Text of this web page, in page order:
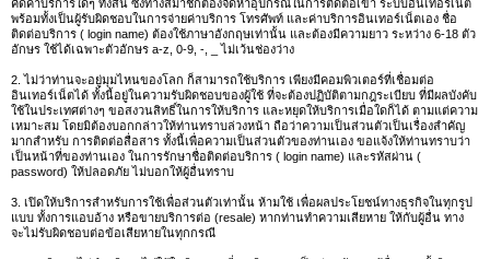
คิดค่าบริการใดๆ ทั้งสิ้น ซึ่งทางสมาชิกต้องจัดหาอุปกรณ์ในการติดต่อเข้า ระบบอินเทอร์เน็ต
พร้อมทั้งเป็นผู้รับผิดชอบในการจ่ายค่าบริการ โทรศัพท์ และค่าบริการอินเทอร์เน็ตเอง ชื่อ
ติดต่อบริการ ( login name) ต้องใช้ภาษาอังกฤษเท่านั้น และต้องมีความยาว ระหว่าง 6-18 ตัว
อักษร ใช้ได้เฉพาะตัวอักษร a-z, 0-9, -, _ ไม่เว้นช่องว่าง
2. ไม่ว่าท่านจะอยู่มุมไหนของโลก ก็สามารถใช้บริการ เพียงมีคอมพิวเตอร์ที่เชื่อมต่อ
อินเทอร์เน็ตได้ ทั้งนี้อยู่ในความรับผิดชอบของผู้ใช้ ที่จะต้องปฏิบัติตามกฎระเบียบ ที่มีผลบังคับ
ใช้ในประเทศต่างๆ ขอสงวนสิทธิ์ในการให้บริการ และหยุดให้บริการเมื่อใดก็ได้ ตามแต่ความ
เหมาะสม โดยมิต้องบอกกล่าวให้ท่านทราบล่วงหน้า ถือว่าความเป็นส่วนตัวเป็นเรื่องสำคัญ
มากสำหรับ การติดต่อสื่อสาร ทั้งนี้เพื่อความเป็นส่วนตัวของท่านเอง ขอแจ้งให้ท่านทราบว่า
เป็นหน้าที่ของท่านเอง ในการรักษาชื่อติดต่อบริการ ( login name) และรหัสผ่าน (
password) ให้ปลอดภัย ไม่บอกให้ผู้อื่นทราบ
3. เปิดให้บริการสำหรับการใช้เพื่อส่วนตัวเท่านั้น ห้ามใช้ เพื่อผลประโยชน์ทางธุรกิจในทุกรูป
แบบ ทั้งการแอบอ้าง หรือขายบริการต่อ (resale) หากท่านทำความเสียหาย ให้กับผู้อื่น ทาง
จะไม่รับผิดชอบต่อข้อเสียหายในทุกกรณี